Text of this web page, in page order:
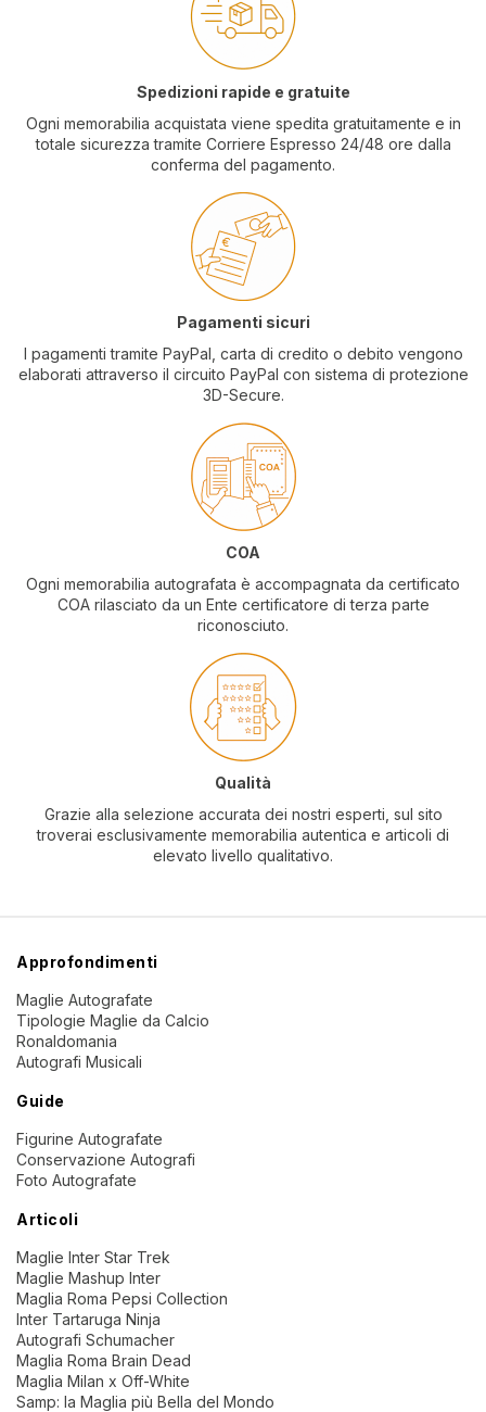
Spedizioni rapide e gratuite
Ogni memorabilia acquistata viene spedita gratuitamente e in
totale sicurezza tramite Corriere Espresso 24/48 ore dalla
conferma del pagamento.
Pagamenti sicuri
I pagamenti tramite PayPal, carta di credito o debito vengono
elaborati attraverso il circuito PayPal con sistema di protezione
3D-Secure.
COA
Ogni memorabilia autografata è accompagnata da certificato
COA rilasciato da un Ente certificatore di terza parte
riconosciuto.
Qualità
Grazie alla selezione accurata dei nostri esperti, sul sito
troverai esclusivamente memorabilia autentica e articoli di
elevato livello qualitativo.
Approfondimenti
Maglie Autografate
Tipologie Maglie da Calcio
Ronaldomania
Autografi Musicali
Guide
Figurine Autografate
Conservazione Autografi
Foto Autografate
Articoli
Maglie Inter Star Trek
Maglie Mashup Inter
Maglia Roma Pepsi Collection
Inter Tartaruga Ninja
Autografi Schumacher
Maglia Roma Brain Dead
Maglia Milan x Off-White
Samp: la Maglia più Bella del Mondo